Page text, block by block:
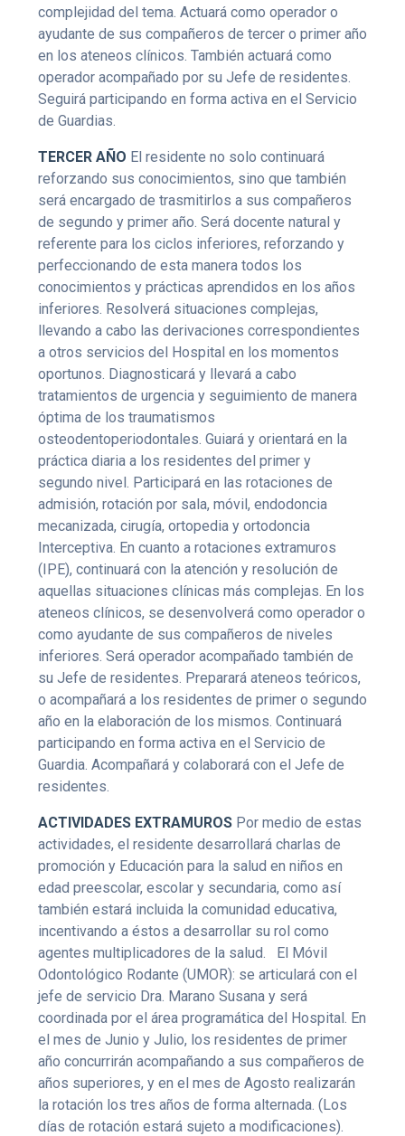
complejidad del tema. Actuará como operador o
ayudante de sus compañeros de tercer o primer año
en los ateneos clínicos. También actuará como
operador acompañado por su Jefe de residentes.
Seguirá participando en forma activa en el Servicio
de Guardias.
TERCER AÑO El residente no solo continuará
reforzando sus conocimientos, sino que también
será encargado de trasmitirlos a sus compañeros
de segundo y primer año. Será docente natural y
referente para los ciclos inferiores, reforzando y
perfeccionando de esta manera todos los
conocimientos y prácticas aprendidos en los años
inferiores. Resolverá situaciones complejas,
llevando a cabo las derivaciones correspondientes
a otros servicios del Hospital en los momentos
oportunos. Diagnosticará y llevará a cabo
tratamientos de urgencia y seguimiento de manera
óptima de los traumatismos
osteodentoperiodontales. Guiará y orientará en la
práctica diaria a los residentes del primer y
segundo nivel. Participará en las rotaciones de
admisión, rotación por sala, móvil, endodoncia
mecanizada, cirugía, ortopedia y ortodoncia
Interceptiva. En cuanto a rotaciones extramuros
(IPE), continuará con la atención y resolución de
aquellas situaciones clínicas más complejas. En los
ateneos clínicos, se desenvolverá como operador o
como ayudante de sus compañeros de niveles
inferiores. Será operador acompañado también de
su Jefe de residentes. Preparará ateneos teóricos,
o acompañará a los residentes de primer o segundo
año en la elaboración de los mismos. Continuará
participando en forma activa en el Servicio de
Guardia. Acompañará y colaborará con el Jefe de
residentes.
ACTIVIDADES EXTRAMUROS Por medio de estas
actividades, el residente desarrollará charlas de
promoción y Educación para la salud en niños en
edad preescolar, escolar y secundaria, como así
también estará incluida la comunidad educativa,
incentivando a éstos a desarrollar su rol como
agentes multiplicadores de la salud.
El Móvil
Odontológico Rodante (UMOR): se articulará con el
jefe de servicio Dra. Marano Susana y será
coordinada por el área programática del Hospital. En
el mes de Junio y Julio, los residentes de primer
año concurrirán acompañando a sus compañeros de
años superiores, y en el mes de Agosto realizarán
la rotación los tres años de forma alternada. (Los
días de rotación estará sujeto a modificaciones).